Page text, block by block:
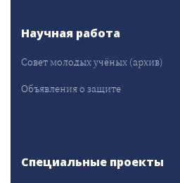
Научная работа
Совет молодых учёных (архив)
Объявления о защите
Специальные проекты